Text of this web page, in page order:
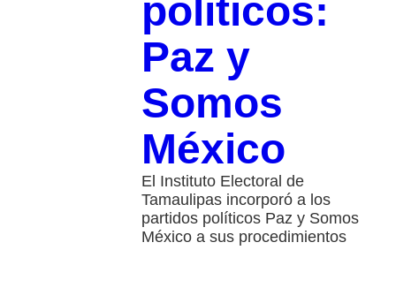
políticos:
Paz y
Somos
México
El Instituto Electoral de
Tamaulipas incorporó a los
partidos políticos Paz y Somos
México a sus procedimientos